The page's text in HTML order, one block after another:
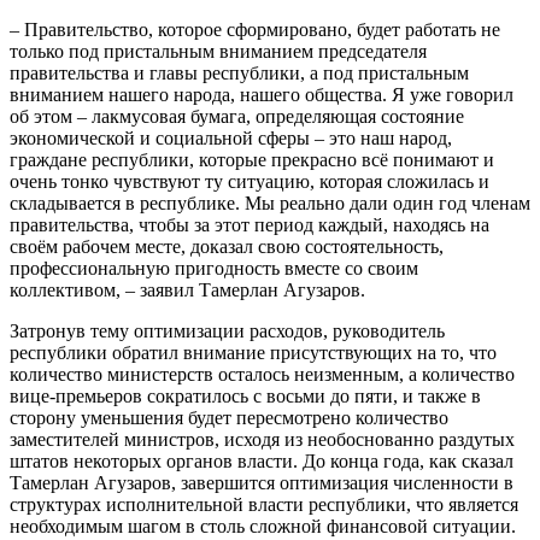
– Правительство, которое сформировано, будет работать не
только под пристальным вниманием председателя
правительства и главы республики, а под пристальным
вниманием нашего народа, нашего общества. Я уже говорил
об этом – лакмусовая бумага, определяющая состояние
экономической и социальной сферы – это наш народ,
граждане республики, которые прекрасно всё понимают и
очень тонко чувствуют ту ситуацию, которая сложилась и
складывается в республике. Мы реально дали один год членам
правительства, чтобы за этот период каждый, находясь на
своём рабочем месте, доказал свою состоятельность,
профессиональную пригодность вместе со своим
коллективом, – заявил Тамерлан Агузаров.
Затронув тему оптимизации расходов, руководитель
республики обратил внимание присутствующих на то, что
количество министерств осталось неизменным, а количество
вице-премьеров сократилось с восьми до пяти, и также в
сторону уменьшения будет пересмотрено количество
заместителей министров, исходя из необоснованно раздутых
штатов некоторых органов власти. До конца года, как сказал
Тамерлан Агузаров, завершится оптимизация численности в
структурах исполнительной власти республики, что является
необходимым шагом в столь сложной финансовой ситуации.